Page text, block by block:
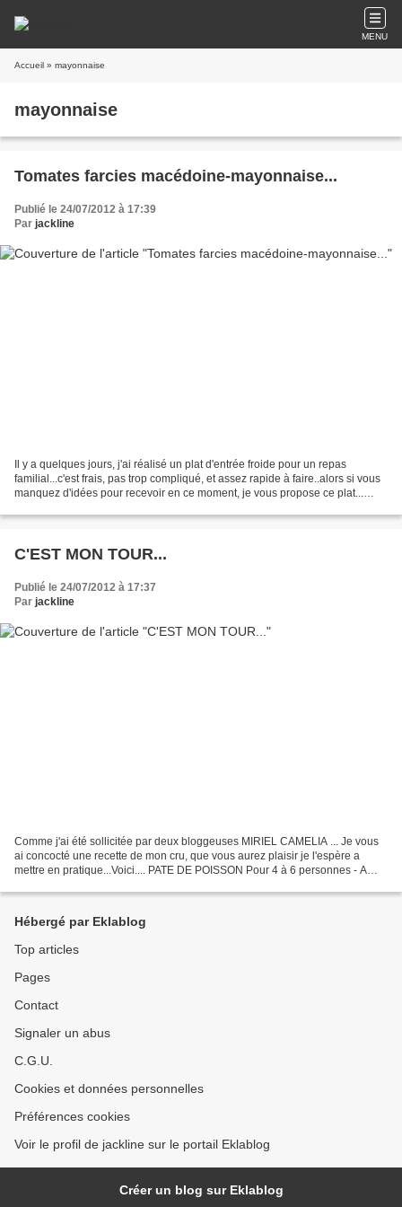
MENU
Accueil » mayonnaise
mayonnaise
Tomates farcies macédoine-mayonnaise...
Publié le 24/07/2012 à 17:39
Par jackline
Il y a quelques jours, j'ai réalisé un plat d'entrée froide pour un repas
familial...c'est frais, pas trop compliqué, et assez rapide à faire..alors si vous
manquez d'idées pour recevoir en ce moment, je vous propose ce plat...
C'EST MON TOUR...
Publié le 24/07/2012 à 17:37
Par jackline
Comme j'ai été sollicitée par deux bloggeuses MIRIEL CAMELIA ... Je vous
ai concocté une recette de mon cru, que vous aurez plaisir je l'espère a
mettre en pratique...Voici.... PATE DE POISSON Pour 4 à 6 personnes - A
Hébergé par Eklablog
Top articles
Pages
Contact
Signaler un abus
C.G.U.
Cookies et données personnelles
Préférences cookies
Voir le profil de jackline sur le portail Eklablog
Créer un blog sur Eklablog